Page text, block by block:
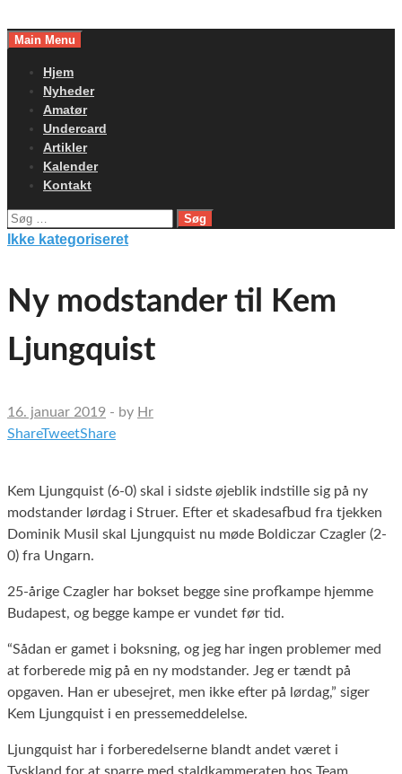
toMain Menu
Hjem
Nyheder
Amatør
Undercard
Artikler
Kalender
Kontakt
Søg
efter:
Ikke kategoriseret
Ny modstander til Kem
Ljungquist
16. januar 2019 - by Hr
ShareTweetShare
Kem Ljungquist (6-0) skal i sidste øjeblik indstille sig på ny
modstander lørdag i Struer. Efter et skadesafbud fra tjekken
Dominik Musil skal Ljungquist nu møde Boldiczar Czagler (2-
0) fra Ungarn.
25-årige Czagler har bokset begge sine profkampe hjemme
Budapest, og begge kampe er vundet før tid.
“Sådan er gamet i boksning, og jeg har ingen problemer med
at forberede mig på en ny modstander. Jeg er tændt på
opgaven. Han er ubesejret, men ikke efter på lørdag,” siger
Kem Ljungquist i en pressemeddelelse.
Ljungquist har i forberedelserne blandt andet været i
Tyskland for at sparre med staldkammeraten hos Team